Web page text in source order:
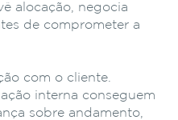
alocação, negocia
de comprometer a
com o cliente.
interna conseguem
sobre andamento,